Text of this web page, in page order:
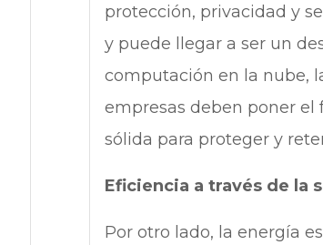
protección, privacidad y
y puede llegar a ser un
computación en la nube,
empresas deben poner
sólida para proteger y
Eficiencia a través de la
Por otro lado, la energía